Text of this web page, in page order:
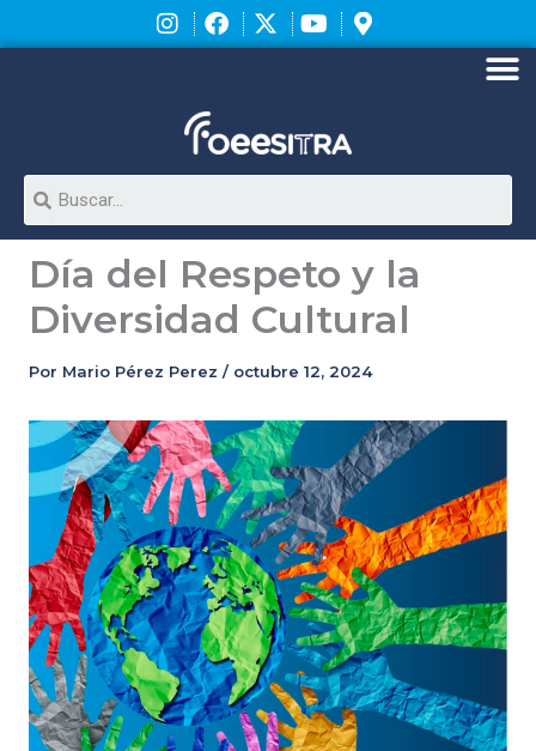
al
Search
Día del Respeto y la
Diversidad Cultural
Por Mario Pérez Perez / octubre 12, 2024